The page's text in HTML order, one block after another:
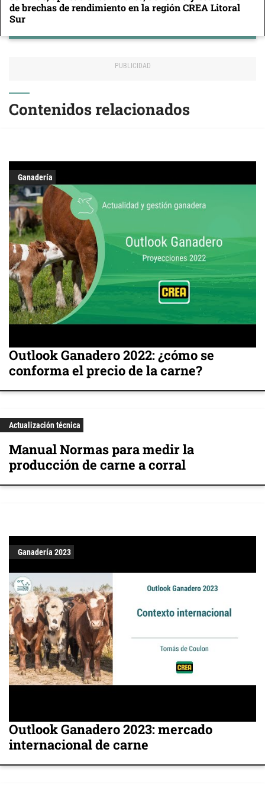
de brechas de rendimiento en la región CREA Litoral
Sur
Contenidos relacionados
Ganadería
Outlook Ganadero 2022: ¿cómo se
conforma el precio de la carne?
Actualización técnica
Manual Normas para medir la
producción de carne a corral
Ganadería 2023
Outlook Ganadero 2023: mercado
internacional de carne